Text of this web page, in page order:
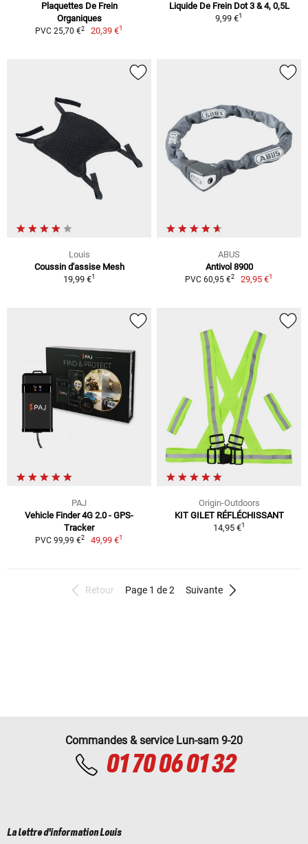
Plaquettes De Frein
Organiques
PVC 25,70 €2 20,39 €1
Liquide De Frein Dot 3 & 4, 0,5L
9,99 €1
Louis
Coussin d'assise Mesh
19,99 €1
ABUS
Antivol 8900
PVC 60,95 €2 29,95 €1
PAJ
Vehicle Finder 4G 2.0 - GPS-
Tracker
PVC 99,99 €2 49,99 €1
Origin-Outdoors
KIT GILET RÉFLÉCHISSANT
14,95 €1
Retour Page 1 de 2 Suivante
Commandes & service Lun-sam 9-20
01 70 06 01 32
La lettre d'information Louis